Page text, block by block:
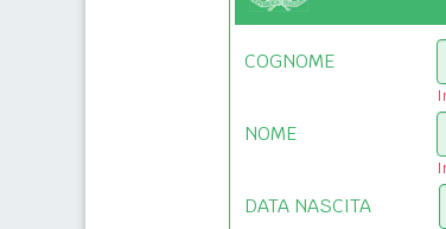
COGNOME
NOME
DATA NASCITA